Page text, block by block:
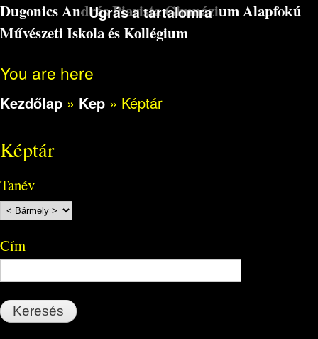
Ugrás a tartalomra
Dugonics András Piarista Gimnázium Alapfokú
Művészeti Iskola és Kollégium
You are here
Kezdőlap » Kep » Képtár
Képtár
Tanév
Cím